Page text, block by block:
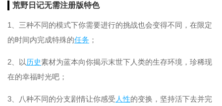
荒野日记无需注册版特色
1、三种不同的模式下你需要进行的挑战也会变得不同，在限定
的时间内完成特殊的任务 ；
2、以 历史素材为蓝本向你揭示末世下人类的生存环境，珍稀现
在的幸福时光吧；
3、八种不同的分支剧情让你感受 人性的变换，坚持活下去并完